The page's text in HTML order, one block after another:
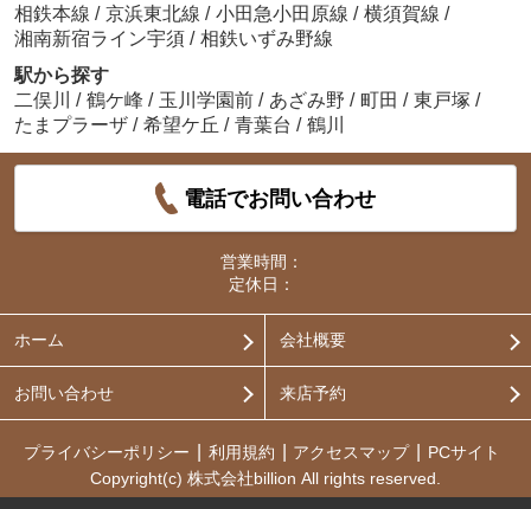
相鉄本線 / 京浜東北線 / 小田急小田原線 / 横須賀線 /
湘南新宿ライン宇須 / 相鉄いずみ野線
駅から探す
二俣川
/ 鶴ケ峰 / 玉川学園前 / あざみ野 / 町田 / 東戸塚 /
たまプラーザ / 希望ケ丘 / 青葉台 / 鶴川
電話でお問い合わせ
営業時間：
定休日：
ホーム 会社概要
お問い合わせ 来店予約
プライバシーポリシー 利用規約 アクセスマップ
PCサイト
Copyright(c) 株式会社billion All rights reserved.